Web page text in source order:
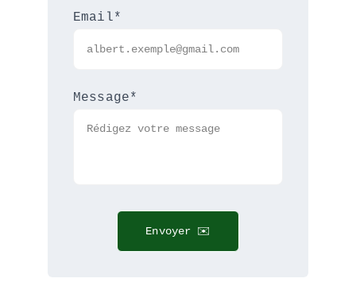
Email*
Message*
Envoyer ✉️